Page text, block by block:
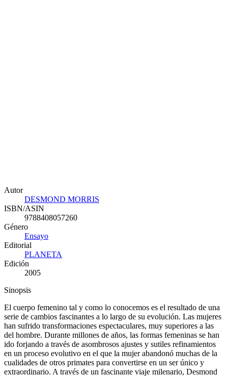
Autor
DESMOND MORRIS
ISBN/ASIN
9788408057260
Género
Ensayo
Editorial
PLANETA
Edición
2005
Sinopsis
El cuerpo femenino tal y como lo conocemos es el resultado de una
serie de cambios fascinantes a lo largo de su evolución. Las mujeres
han sufrido transformaciones espectaculares, muy superiores a las
del hombre. Durante millones de años, las formas femeninas se han
ido forjando a través de asombrosos ajustes y sutiles refinamientos
en un proceso evolutivo en el que la mujer abandonó muchas de la
cualidades de otros primates para convertirse en un ser único y
extraordinario. A través de un fascinante viaje milenario, Desmond